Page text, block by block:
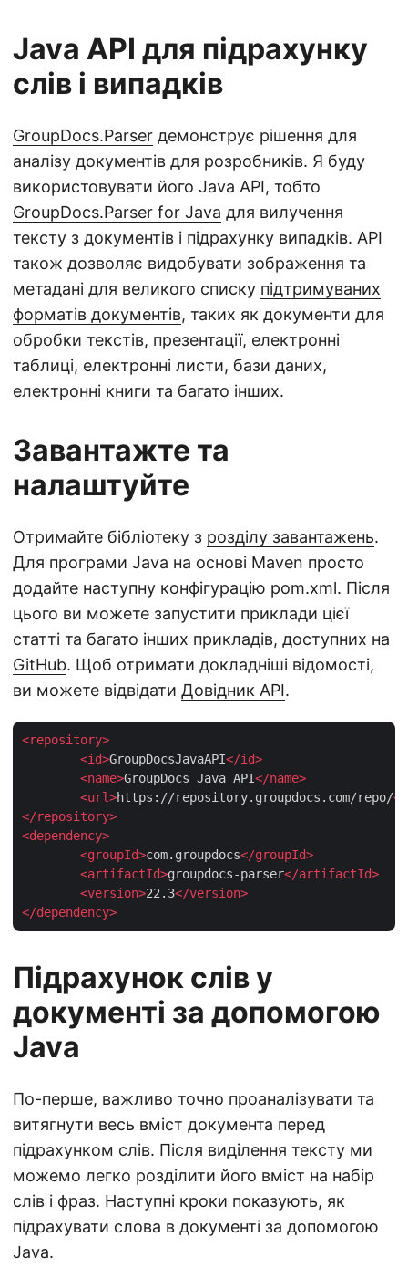
Java API для підрахунку
слів і випадків
GroupDocs.Parser демонструє рішення для
аналізу документів для розробників. Я буду
використовувати його Java API, тобто
GroupDocs.Parser for Java для вилучення
тексту з документів і підрахунку випадків. API
також дозволяє видобувати зображення та
метадані для великого списку підтримуваних
форматів документів, таких як документи для
обробки текстів, презентації, електронні
таблиці, електронні листи, бази даних,
електронні книги та багато інших.
Завантажте та
налаштуйте
Отримайте бібліотеку з розділу завантажень.
Для програми Java на основі Maven просто
додайте наступну конфігурацію pom.xml. Після
цього ви можете запустити приклади цієї
статті та багато інших прикладів, доступних на
GitHub. Щоб отримати докладніші відомості,
ви можете відвідати Довідник API.
<repository>
<id>GroupDocsJavaAPI</id>
<name>GroupDocs Java API</name>
<url>https://repository.groupdocs.com/repo/</
</repository>
<dependency>
<groupId>com.groupdocs</groupId>
<artifactId>groupdocs-parser</artifactId>
<version>22.3</version>
</dependency>
Підрахунок слів у
документі за допомогою
Java
По-перше, важливо точно проаналізувати та
витягнути весь вміст документа перед
підрахунком слів. Після виділення тексту ми
можемо легко розділити його вміст на набір
слів і фраз. Наступні кроки показують, як
підрахувати слова в документі за допомогою
Java.